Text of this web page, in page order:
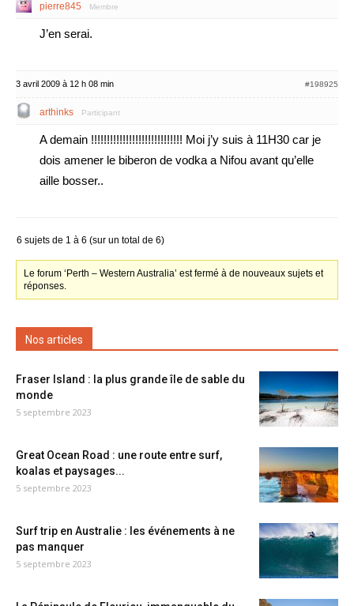
pierre845 Membre
J’en serai.
3 avril 2009 à 12 h 08 min #198925
arthinks Participant
A demain !!!!!!!!!!!!!!!!!!!!!!!!!!!!! Moi j’y suis à 11H30 car je
dois amener le biberon de vodka a Nifou avant qu’elle
aille bosser..
6 sujets de 1 à 6 (sur un total de 6)
Le forum ‘Perth – Western Australia’ est fermé à de nouveaux sujets et
réponses.
Nos articles
Fraser Island : la plus grande île de sable du
monde
5 septembre 2023
Great Ocean Road : une route entre surf,
koalas et paysages...
5 septembre 2023
Surf trip en Australie : les événements à ne
pas manquer
5 septembre 2023